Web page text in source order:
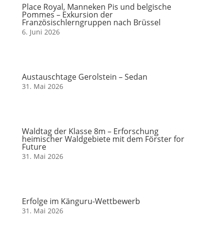
Place Royal, Manneken Pis und belgische
Pommes – Exkursion der
Französischlerngruppen nach Brüssel
6. Juni 2026
Austauschtage Gerolstein – Sedan
31. Mai 2026
Waldtag der Klasse 8m – Erforschung
heimischer Waldgebiete mit dem Förster for
Future
31. Mai 2026
Erfolge im Känguru-Wettbewerb
31. Mai 2026